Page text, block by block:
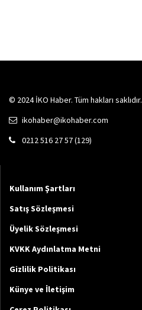
© 2024 İKO Haber. Tüm hakları saklıdır.
ikohaber@ikohaber.com
0212 516 27 57 (129)
Kullanım Şartları
Satış Sözleşmesi
Üyelik Sözleşmesi
KVKK Aydınlatma Metni
Gizlilik Politikası
Künye ve İletişim